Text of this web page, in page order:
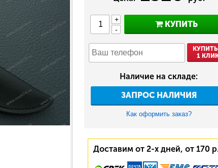
+
-
КУПИТЬ
1
Наличие на складе:
ЗАПРОС НАЛИЧИЯ
Как оформить заказ?
Доставим от 2-х дней, от 170